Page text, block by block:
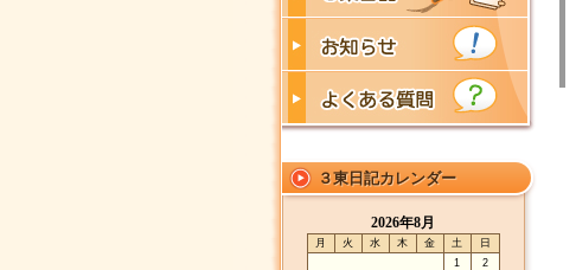
３東日記カレンダー
2026年8月
月 火 水 木 金 土
日
1
2